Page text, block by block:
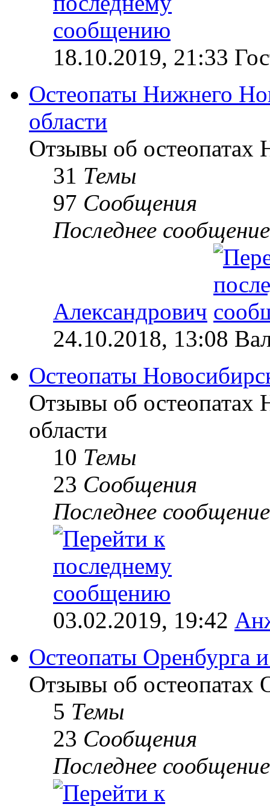
18.10.2019, 21:33
Остеопаты Нижнего
области
Отзывы об остеопатах
31 Темы
97 Сообщения
Последнее сообщение
Александрович
24.10.2018, 13:08
Остеопаты
Отзывы об остеопатах
области
10 Темы
23 Сообщения
Последнее сообщение
03.02.2019, 19:42
Остеопаты Оренбурга
Отзывы об остеопатах
5 Темы
23 Сообщения
Последнее сообщение